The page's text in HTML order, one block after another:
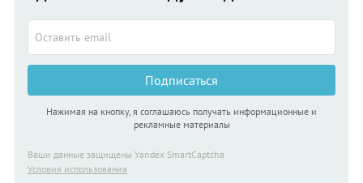
сразу добавляет блюду сто очков. И непременно дайте
готовому оливье основательно «отдохнуть» в холодильнике
перед подачей, чтобы вкусы всех ингредиентов слились в
Подписаться
Нажимая на кнопку, я соглашаюсь получать информационные и
рекламные материалы
Ваши данные защищены Yandex SmartCaptcha
Условия использования